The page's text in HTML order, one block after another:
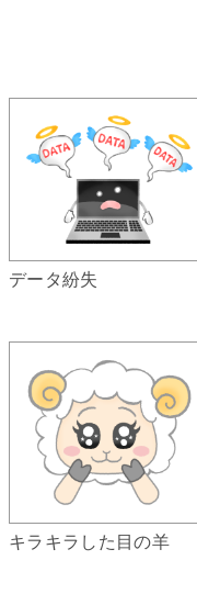
データ紛失
キラキラした目の羊